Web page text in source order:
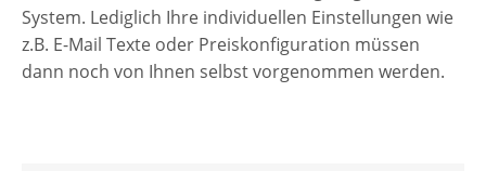
System. Lediglich Ihre individuellen Einstellungen wie
z.B. E-Mail Texte oder Preiskonfiguration müssen
dann noch von Ihnen selbst vorgenommen werden.